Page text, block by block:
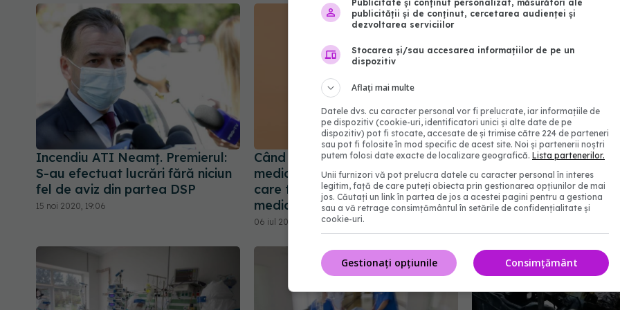
Incendiu ATI Neamț. Premierul:
S-au efectuat lucrări fără niciun
fel de aviz din partea DSP
15 noi 2020, 19:06
Când sughițul devine o urgență
medicală. Cele două simptome
care trebuie să te trimită la
medic. Poate fi vorba de un AVC
06 iul 2023, 19:53
Radu Țincu rupe
ȚUICĂ. Cum ajungem să
intoxicăm cu PLUMB,
știm: Cazanele de metal,
Publicitate și conținut personalizat, măsurători ale
publicității și de conținut, cercetarea audienței și
dezvoltarea serviciilor
Stocarea și/sau accesarea informațiilor de pe un
dispozitiv
Aflați mai multe
Datele dvs. cu caracter personal vor fi prelucrate, iar informațiile de
pe dispozitiv (cookie-uri, identificatori unici și alte date de pe
dispozitiv) pot fi stocate, accesate de și trimise către 224 de parteneri
sau pot fi folosite în mod specific de acest site. Noi și partenerii noștri
putem folosi date exacte de localizare geografică. Lista partenerilor.
Unii furnizori vă pot prelucra datele cu caracter personal în interes
legitim, față de care puteți obiecta prin gestionarea opțiunilor de mai
jos. Căutați un link în partea de jos a acestei pagini pentru a gestiona
sau a vă retrage consimțământul în setările de confidențialitate și
cookie-uri.
Consimțământ
Gestionați opțiunile